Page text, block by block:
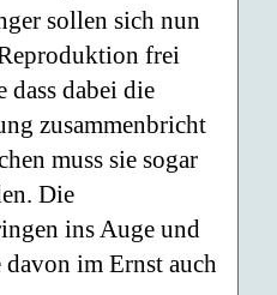
sollen sich nun
frei
dass dabei die
zusammenbricht
muss sie sogar
Die
ins Auge und
im Ernst auch